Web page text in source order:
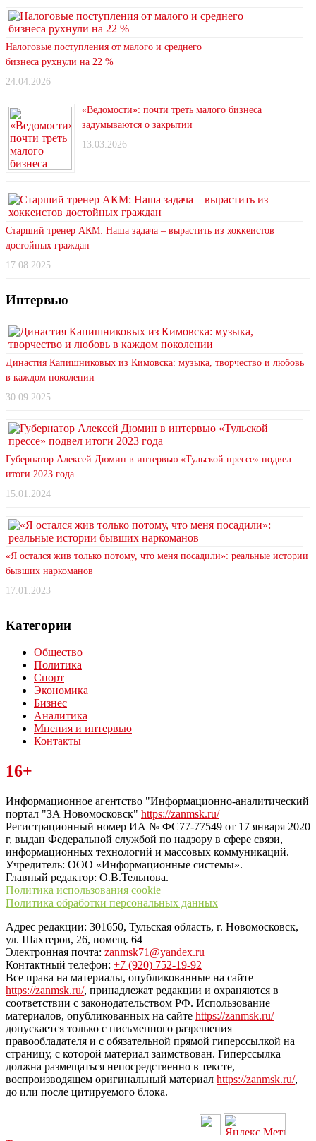
Налоговые поступления от малого и среднего
бизнеса рухнули на 22 %
24.04.2026
«Ведомости»: почти треть малого бизнеса
задумываются о закрытии
13.03.2026
Старший тренер АКМ: Наша задача – вырастить из хоккеистов
достойных граждан
17.08.2025
Интервью
Династия Капишниковых из Кимовска: музыка, творчество и любовь
в каждом поколении
30.09.2025
Губернатор Алексей Дюмин в интервью «Тульской прессе» подвел
итоги 2023 года
15.01.2024
«Я остался жив только потому, что меня посадили»: реальные истории
бывших наркоманов
17.01.2023
Категории
Общество
Политика
Спорт
Экономика
Бизнес
Аналитика
Мнения и интервью
Контакты
Читайте последние новости дня в Тульской области на сайте
“ЗаНовомосковск”
16+
Информационное агентство "Информационно-аналитический
портал "ЗА Новомосковск" https://zanmsk.ru/
Регистрационный номер ИА № ФС77-77549 от 17 января 2020
г, выдан Федеральной службой по надзору в сфере связи,
информационных технологий и массовых коммуникаций.
Учредитель: ООО «Информационные системы».
Главный редактор: О.В.Тельнова.
Политика использования cookie
Политика обработки персональных данных
Адрес редакции: 301650, Тульская область, г. Новомосковск,
ул. Шахтеров, 26, помещ. 64
Электронная почта: zanmsk71@yandex.ru
Контактный телефон: +7 (920) 752-19-92
Все права на материалы, опубликованные на сайте
https://zanmsk.ru/, принадлежат редакции и охраняются в
соответствии с законодательством РФ. Использование
материалов, опубликованных на сайте https://zanmsk.ru/
допускается только с письменного разрешения
правообладателя и с обязательной прямой гиперссылкой на
страницу, с которой материал заимствован. Гиперссылка
должна размещаться непосредственно в тексте,
воспроизводящем оригинальный материал https://zanmsk.ru/,
до или после цитируемого блока.